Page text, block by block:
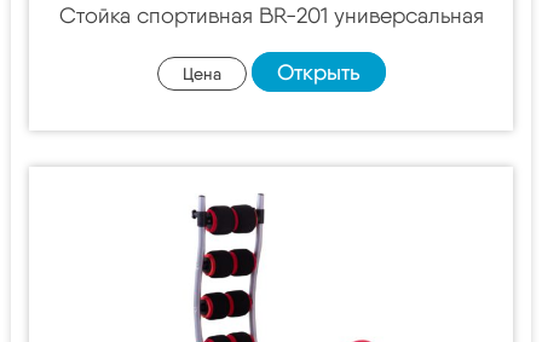
Стойка спортивная BR-201 универсальная
Цена Открыть